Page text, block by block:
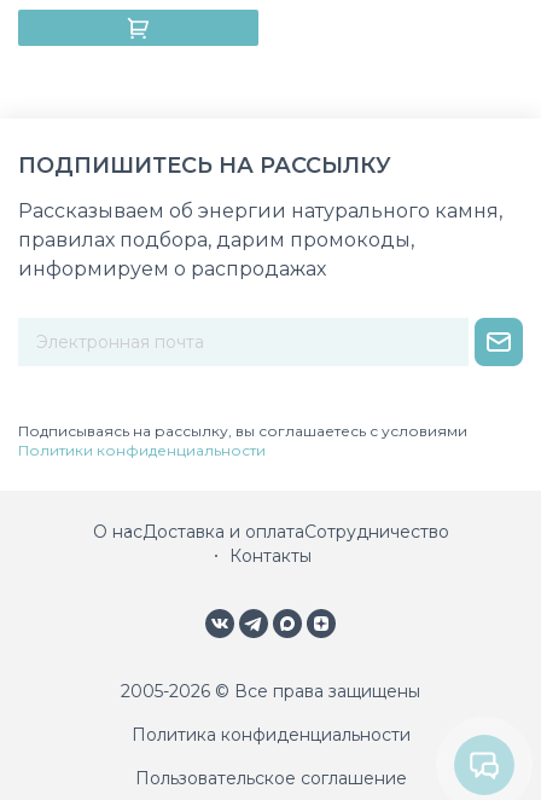
ПОДПИШИТЕСЬ НА РАССЫЛКУ
Рассказываем об энергии натурального камня,
правилах подбора, дарим промокоды,
информируем о распродажах
Подписываясь на рассылку, вы соглашаетесь с условиями
Политики конфиденциальности
О насДоставка и оплатаСотрудничество
Контакты
2005-2026 © Все права защищены
Политика конфиденциальности
Пользовательское соглашение